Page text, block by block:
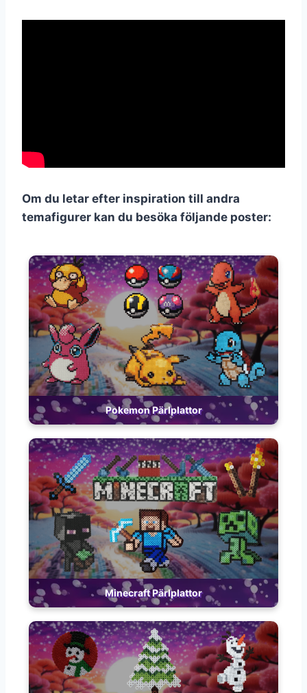
Om du letar efter inspiration till andra
temafigurer kan du besöka följande poster:
Pokemon Pärlplattor
Minecraft Pärlplattor